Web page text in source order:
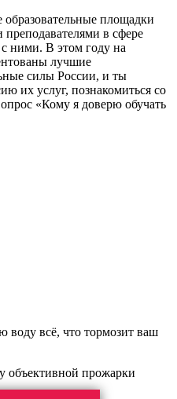
площадки
в сфере
ними. В этом году на
лучшие
силы России, и ты
их услуг, познакомиться со
«Кому я доверю обучать
воду всё, что тормозит ваш
объективной прожарки